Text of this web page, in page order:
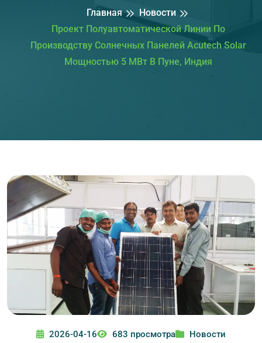
Главная
Новости
Проект Полуавтоматической Линии По
Производству Солнечных Панелей Acutech Solar
Мощностью 5 МВт В Пуне, Индия
2026-04-16 683 просмотра Новости